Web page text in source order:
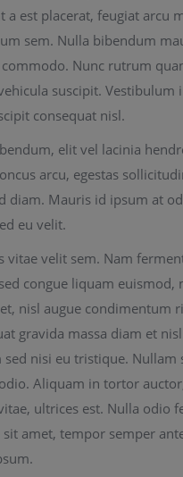
a est placerat, feugiat arcu
sem. Nulla bibendum
commodo. Nunc rutrum
suscipit. Vestibulum
consequat nisl.
elit vel lacinia
arcu, egestas
diam. Mauris id ipsum at
eu velit.
vitae velit sem. Nam
congue liquam euismod,
nisl augue condimentum
gravida massa diam et
sed nisi eu tristique. Nullam
Aliquam in tortor
ultrices est. Nulla odio
sit amet, tempor semper